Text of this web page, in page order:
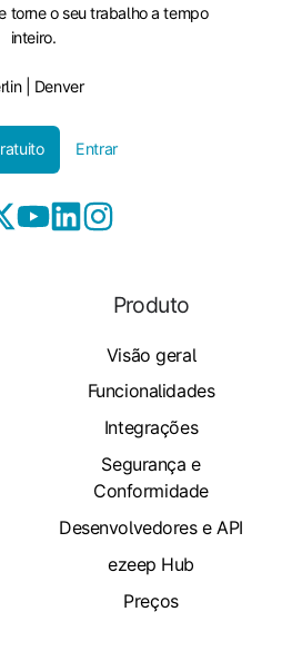
torne o seu trabalho a tempo
inteiro.
| Denver
Entrar
Produto
Visão geral
Funcionalidades
Integrações
Segurança e
Conformidade
Desenvolvedores e API
ezeep Hub
Preços